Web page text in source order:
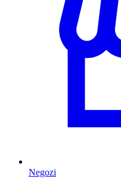
Negozi